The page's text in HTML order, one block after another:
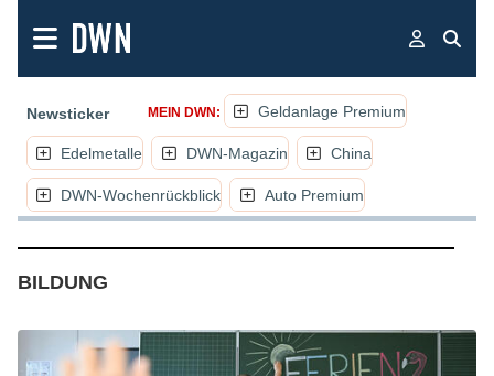
Newsticker MEIN DWN: Geldanlage Premium
Edelmetalle DWN-Magazin China
DWN-Wochenrückblick Auto Premium
BILDUNG(NACHRICHTEN, ARTIKEL,